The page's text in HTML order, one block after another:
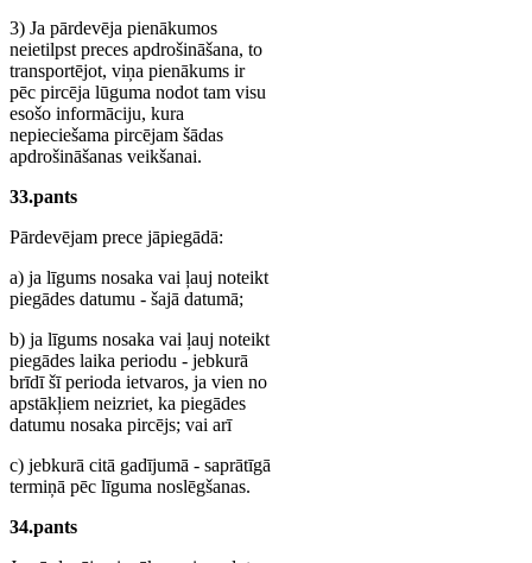
3) Ja pārdevēja pienākumos
neietilpst preces apdrošināšana, to
transportējot, viņa pienākums ir
pēc pircēja lūguma nodot tam visu
esošo informāciju, kura
nepieciešama pircējam šādas
apdrošināšanas veikšanai.
33.pants
Pārdevējam prece jāpiegādā:
a) ja līgums nosaka vai ļauj noteikt
piegādes datumu - šajā datumā;
b) ja līgums nosaka vai ļauj noteikt
piegādes laika periodu - jebkurā
brīdī šī perioda ietvaros, ja vien no
apstākļiem neizriet, ka piegādes
datumu nosaka pircējs; vai arī
c) jebkurā citā gadījumā - saprātīgā
termiņā pēc līguma noslēgšanas.
34.pants